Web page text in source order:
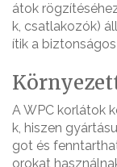
átok
k, csatlakozók)
ítik a
A WPC korlátok
k, hiszen
got és
orokat